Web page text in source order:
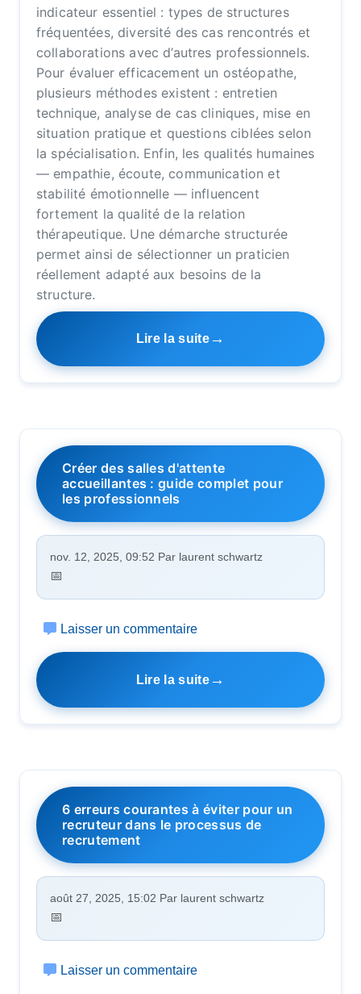
indicateur essentiel : types de structures
fréquentées, diversité des cas rencontrés et
collaborations avec d’autres professionnels.
Pour évaluer efficacement un ostéopathe,
plusieurs méthodes existent : entretien
technique, analyse de cas cliniques, mise en
situation pratique et questions ciblées selon
la spécialisation. Enfin, les qualités humaines
— empathie, écoute, communication et
stabilité émotionnelle — influencent
fortement la qualité de la relation
thérapeutique. Une démarche structurée
permet ainsi de sélectionner un praticien
réellement adapté aux besoins de la
structure.
Lire la suite
Créer des salles d'attente
accueillantes : guide complet pour
les professionnels
nov. 12, 2025, 09:52 Par laurent schwartz
Laisser un commentaire
Lire la suite
6 erreurs courantes à éviter pour un
recruteur dans le processus de
recrutement
août 27, 2025, 15:02 Par laurent schwartz
Laisser un commentaire